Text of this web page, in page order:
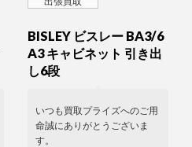
BISLEY ビスレー BA3/6
A3 キャビネット 引き出
し6段
いつも買取プライズへのご用
命誠にありがとうございま
す。